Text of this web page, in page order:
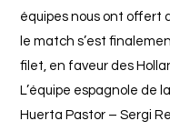
équipes nous ont offert
le match s’est
filet, en faveur des
L’équipe espagnole de
Huerta Pastor – Sergi